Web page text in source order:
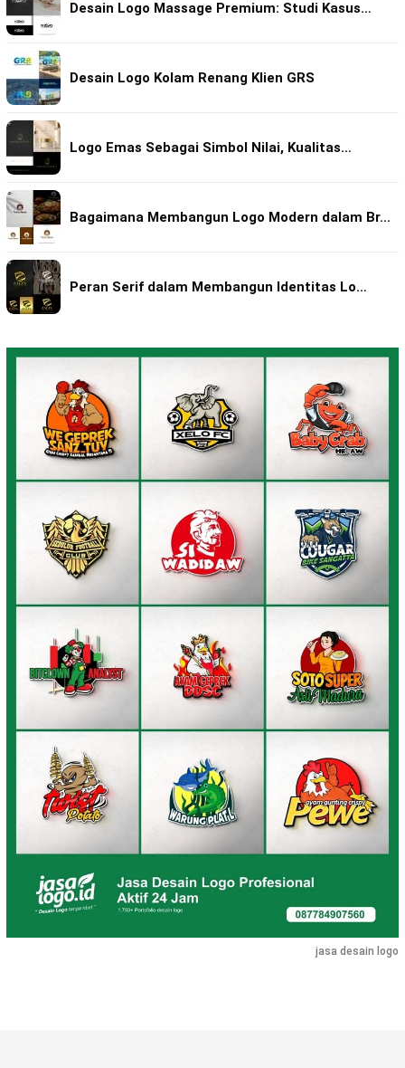
Desain Logo Massage Premium: Studi Kasus…
Desain Logo Kolam Renang Klien GRS
Logo Emas Sebagai Simbol Nilai, Kualitas…
Bagaimana Membangun Logo Modern dalam Br…
Peran Serif dalam Membangun Identitas Lo…
jasa desain logo